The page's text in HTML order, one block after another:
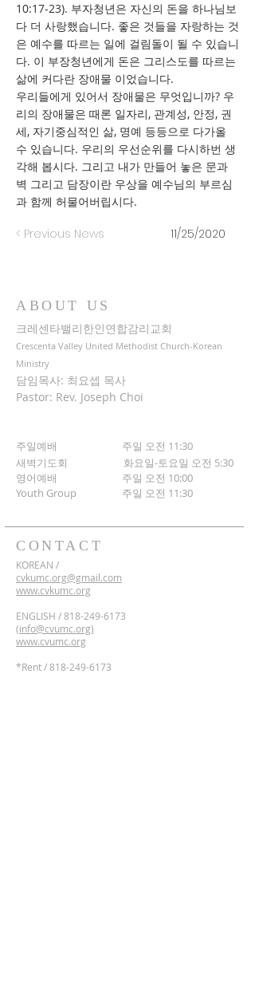
10:17-23). 부자청년은 자신의 돈을 하나님보
다 더 사랑했습니다. 좋은 것들을 자랑하는 것
은 예수를 따르는 일에 걸림돌이 될 수 있습니
다. 이 부장청년에게 돈은 그리스도를 따르는
삶에 커다란 장애물 이었습니다.
우리들에게 있어서 장애물은 무엇입니까? 우
리의 장애물은 때론 일자리, 관계성, 안정, 권
세, 자기중심적인 삶, 명예 등등으로 다가올
수 있습니다. 우리의 우선순위를 다시하번 생
각해 봅시다. 그리고 내가 만들어 놓은 문과
벽 그리고 담장이란 우상을 예수님의 부르심
과 함께 허물어버립시다.
< Previous News 11/25/2020
ABOUT US
CONTACT
크레센타밸리한인연합감리교회
Crescenta Valley United Methodist Church-Korean
Ministry
담임목사: 최요셉 목사
Pastor: Rev. Joseph Choi
주일예배 주일 오전 11:30
새벽기도회
화요일-토요일 오전 5:30
영어예배 주일 오전 10:00
​Youth Group
주일 오전 11:30
KOREAN /
cvkumc.org@gmail.com
www.cvkumc.org
ENGLISH /818-249-6173
(info@cvumc.org)
www.cvumc.org
​*Rent /818-249-6173